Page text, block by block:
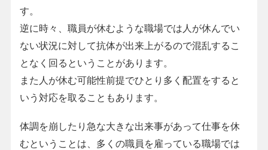
す。
逆に時々、職員が休むような職場では人が休んでい
ない状況に対して抗体が出来上がるので混乱するこ
となく回るということがあります。
また人が休む可能性前提でひとり多く配置をすると
いう対応を取ることもあります。
体調を崩したり急な大きな出来事があって仕事を休
むということは、多くの職員を雇っている職場では